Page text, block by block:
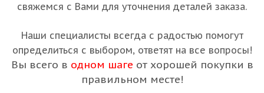
свяжемся с Вами для уточнения деталей заказа.
Наши специалисты всегда с радостью помогут
определиться с выбором, ответят на все вопросы!
Вы всего в одном шаге от хорошей покупки в
правильном месте!